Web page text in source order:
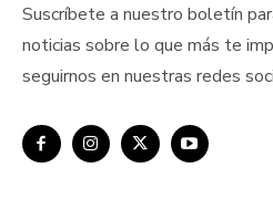
Suscríbete a nuestro boletín
noticias sobre lo que más te
seguirnos en nuestras redes